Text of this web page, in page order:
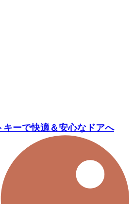
キーで快適＆安心なドアへ